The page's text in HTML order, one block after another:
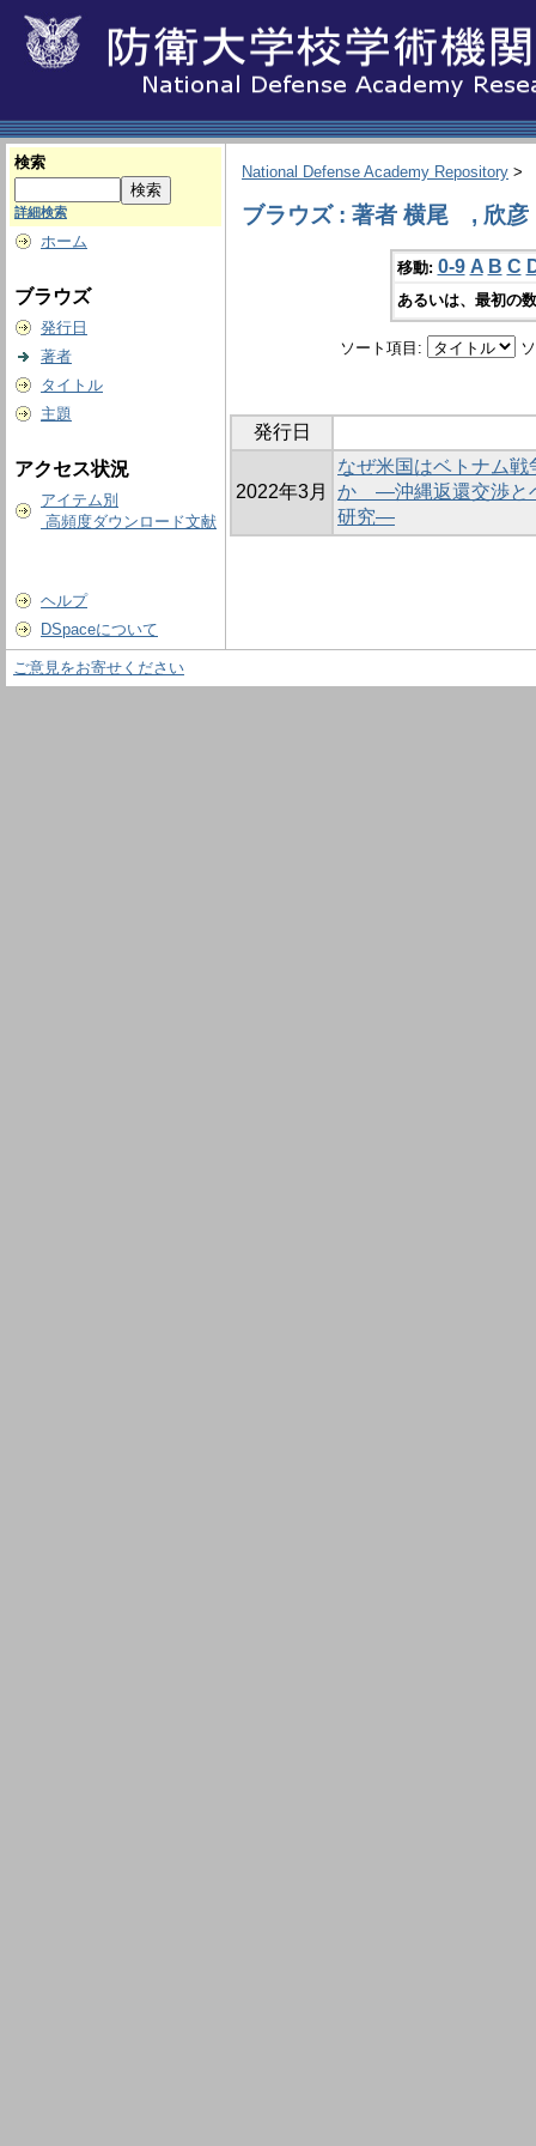
検索
詳細検索
ホーム
ブラウズ
発行日
著者
タイトル
主題
アクセス状況
アイテム別
高頻度ダウンロード文献
ヘルプ
DSpaceについて
National Defense Academy Repository >
ブラウズ : 著者 横尾 , 欣彦
移動: 0-9 A B C
あるいは、最初の
ソート項目:
発行日
2022年3月
なぜ米国はベトナム
か ―沖縄返還交渉と
研究―
ご意見をお寄せください